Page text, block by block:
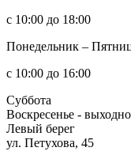
с 10:00 до 18:00
Понедельник –
с 10:00 до 16:00
Суббота
Воскресенье -
Левый берег
ул. Петухова, 45